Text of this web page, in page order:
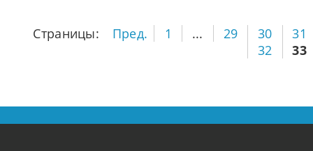
Страницы: Пред. 1 ... 29 30
31
32
33